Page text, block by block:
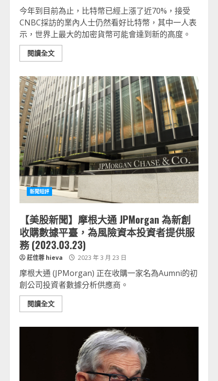
今年到目前為止，比特幣已經上漲了近70%，接受
CNBC採訪的業內人士仍然看好比特幣，其中一人表
示，世界上最大的加密貨幣可能會達到新的高度。
閱讀全文
新聞短評
【美股新聞】摩根大通 JPMorgan 為新創
收購數據平臺，為風險資本投資者提供服
務 (2023.03.23)
莊佳蓉 hieva 2023 年 3 月 23 日
摩根大通 (JPMorgan) 正在收購一家名為Aumni的初
創公司投資者數據分析供應商。
閱讀全文